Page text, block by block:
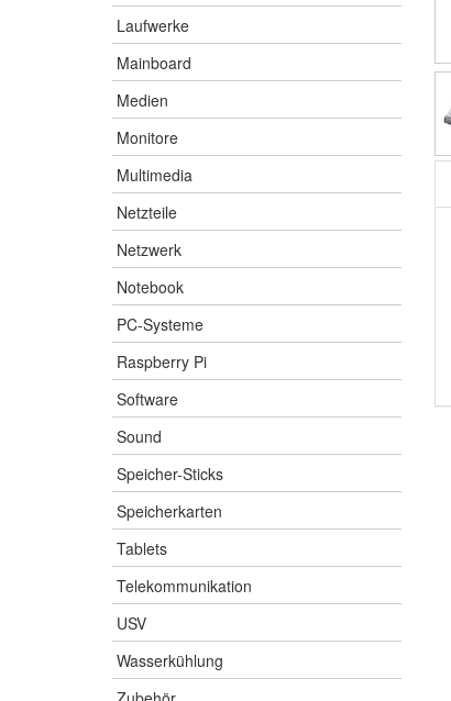
Laufwerke
Mainboard
Medien
Monitore
Multimedia
Netzteile
Netzwerk
Notebook
PC-Systeme
Raspberry Pi
Software
Sound
Speicher-Sticks
Speicherkarten
Tablets
Telekommunikation
USV
Wasserkühlung